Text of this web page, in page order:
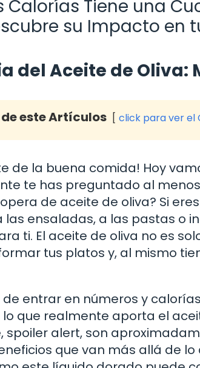
Calorías Tiene una
su Impacto en
del Aceite de
este Artículos click para ver el
de la buena comida! Hoy
te has preguntado al
de aceite de oliva? Si
ensaladas, a las pastas o
ti. El aceite de oliva no es
tus platos y, al mismo
entrar en números y
que realmente aporta el
spoiler alert, son
que van más allá de